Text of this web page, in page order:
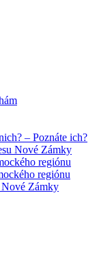
– Poznáte ich?
Nové Zámky
regiónu
regiónu
Nové Zámky